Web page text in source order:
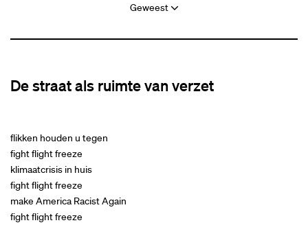
Geweest
De straat als ruimte van verzet
flikken houden u tegen
fight flight freeze
klimaatcrisis in huis
fight flight freeze
make America Racist Again
fight flight freeze